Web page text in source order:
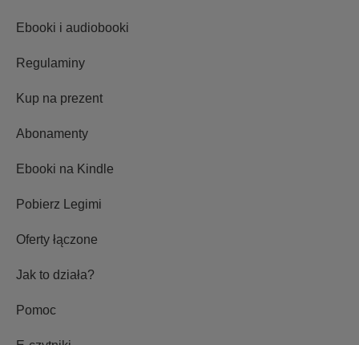
Ebooki i audiobooki
Regulaminy
Kup na prezent
Abonamenty
Ebooki na Kindle
Pobierz Legimi
Oferty łączone
Jak to działa?
Pomoc